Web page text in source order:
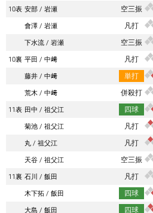
10表 安部 岩瀬 空三振
會澤
岩瀬 凡打
下水流
岩瀬 空三振
10裏 平田 中﨑 凡打
藤井
中﨑 単打
荒木
中﨑 併殺打
11表 田中 祖父江 四球
菊池
祖父江 凡打
丸
祖父江 凡打
天谷
祖父江 空三振
11裏 石川 飯田 凡打
木下拓
飯田 四球
大島
飯田 四球